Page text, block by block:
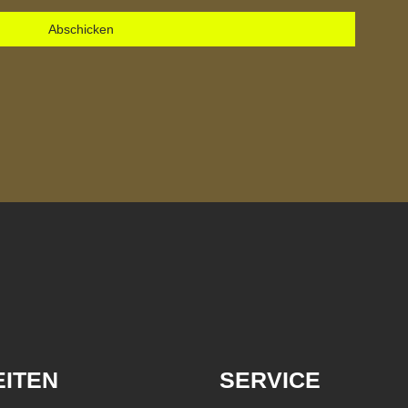
Abschicken
SERVICE